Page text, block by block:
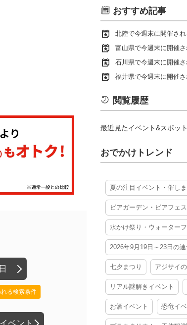
る検索条件
おすすめ記事
北陸で今週末に開催さ
富山県で今週末に開催
石川県で今週末に開催
福井県で今週末に開催
閲覧履歴
最近見たイベント&スポッ
おでかけトレンド
夏の注目イベント・催し
ビアガーデン・ビアフェス
水かけ祭り・ウォーター
2026年9月19日～23日の
七夕まつり アジサイ
リアル謎解きイベント
お酒イベント 恐竜イ